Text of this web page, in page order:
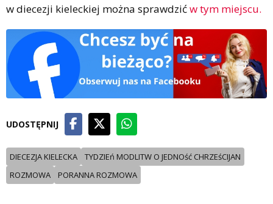
w diecezji kieleckiej można sprawdzićw tym miejscu.
UDOSTĘPNIJ
DIECEZJA KIELECKA
TYDZIEń MODLITW O JEDNOść CHRZEśCIJAN
ROZMOWA
PORANNA ROZMOWA